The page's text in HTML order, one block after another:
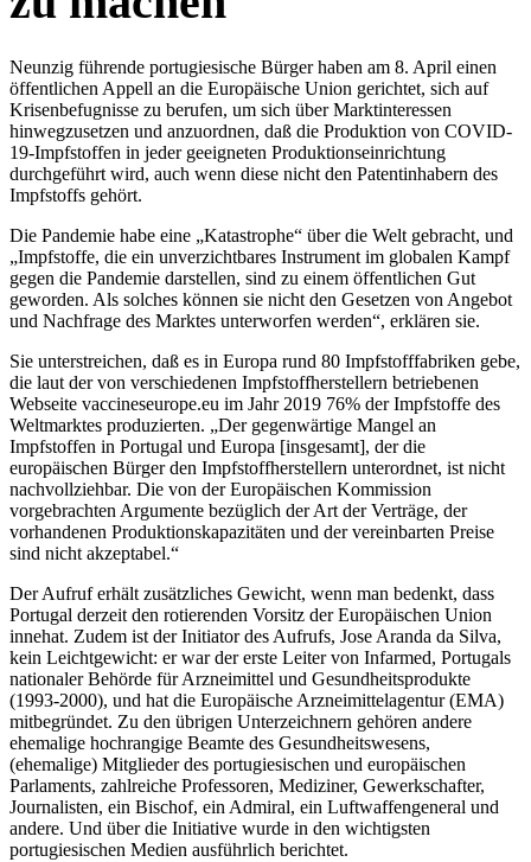
Neunzig führende portugiesische Bürger haben am 8. April einen
öffentlichen Appell an die Europäische Union gerichtet, sich auf
Krisenbefugnisse zu berufen, um sich über Marktinteressen
hinwegzusetzen und anzuordnen, daß die Produktion von COVID-
19-Impfstoffen in jeder geeigneten Produktionseinrichtung
durchgeführt wird, auch wenn diese nicht den Patentinhabern des
Impfstoffs gehört.
Die Pandemie habe eine „Katastrophe“ über die Welt gebracht, und
„Impfstoffe, die ein unverzichtbares Instrument im globalen Kampf
gegen die Pandemie darstellen, sind zu einem öffentlichen Gut
geworden. Als solches können sie nicht den Gesetzen von Angebot
und Nachfrage des Marktes unterworfen werden“, erklären sie.
Sie unterstreichen, daß es in Europa rund 80 Impfstofffabriken gebe,
die laut der von verschiedenen Impfstoffherstellern betriebenen
Webseite vaccineseurope.eu im Jahr 2019 76% der Impfstoffe des
Weltmarktes produzierten. „Der gegenwärtige Mangel an
Impfstoffen in Portugal und Europa [insgesamt], der die
europäischen Bürger den Impfstoffherstellern unterordnet, ist nicht
nachvollziehbar. Die von der Europäischen Kommission
vorgebrachten Argumente bezüglich der Art der Verträge, der
vorhandenen Produktionskapazitäten und der vereinbarten Preise
sind nicht akzeptabel.“
Der Aufruf erhält zusätzliches Gewicht, wenn man bedenkt, dass
Portugal derzeit den rotierenden Vorsitz der Europäischen Union
innehat. Zudem ist der Initiator des Aufrufs, Jose Aranda da Silva,
kein Leichtgewicht: er war der erste Leiter von Infarmed, Portugals
nationaler Behörde für Arzneimittel und Gesundheitsprodukte
(1993-2000), und hat die Europäische Arzneimittelagentur (EMA)
mitbegründet. Zu den übrigen Unterzeichnern gehören andere
ehemalige hochrangige Beamte des Gesundheitswesens,
(ehemalige) Mitglieder des portugiesischen und europäischen
Parlaments, zahlreiche Professoren, Mediziner, Gewerkschafter,
Journalisten, ein Bischof, ein Admiral, ein Luftwaffengeneral und
andere. Und über die Initiative wurde in den wichtigsten
portugiesischen Medien ausführlich berichtet.